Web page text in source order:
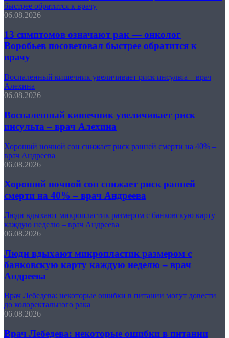
быстрее обратится к врачу
06.08.2026
13 симптомов означают рак — онколог
Воробьев посоветовал быстрее обратится к
врачу
Воспаленный кишечник увеличивает риск инсульта – врач
Алехина
06.08.2026
Воспаленный кишечник увеличивает риск
инсульта – врач Алехина
Хороший ночной сон снижает риск ранней смерти на 40% –
врач Андреева
06.08.2026
Хороший ночной сон снижает риск ранней
смерти на 40% – врач Андреева
Люди вдыхают микропластик размером с банковскую карту
каждую неделю – врач Андреева
06.08.2026
Люди вдыхают микропластик размером с
банковскую карту каждую неделю – врач
Андреева
Врач Лебедева: некоторые ошибки в питании могут довести
до колоректального рака
06.08.2026
Врач Лебедева: некоторые ошибки в питании